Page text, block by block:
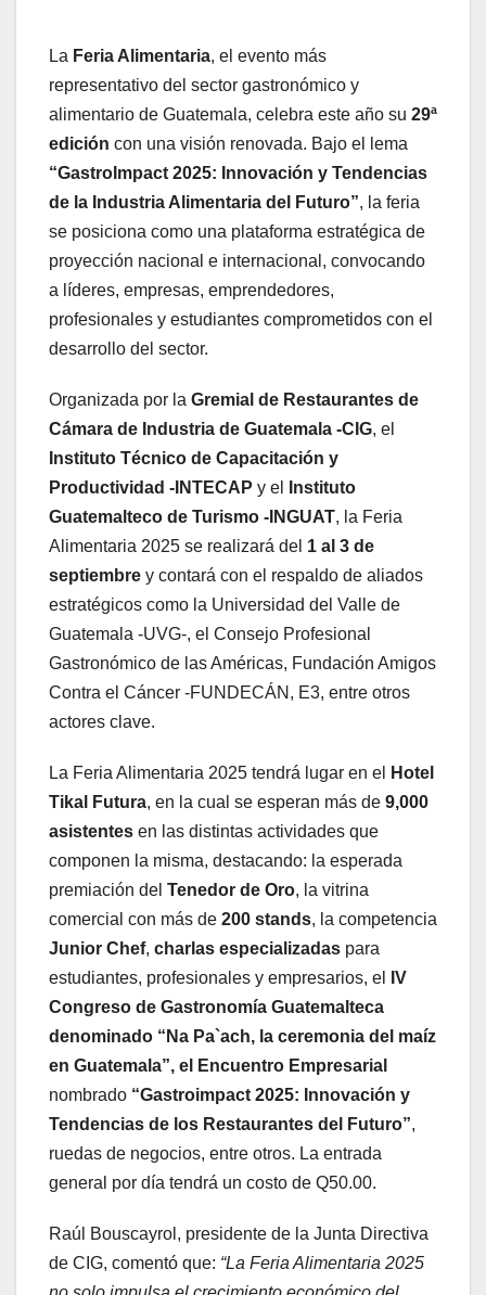
La Feria Alimentaria, el evento más
representativo del sector gastronómico y
alimentario de Guatemala, celebra este año su 29ª
edición con una visión renovada. Bajo el lema
“GastroImpact 2025: Innovación y Tendencias
de la Industria Alimentaria del Futuro”, la feria
se posiciona como una plataforma estratégica de
proyección nacional e internacional, convocando
a líderes, empresas, emprendedores,
profesionales y estudiantes comprometidos con el
desarrollo del sector.
Organizada por la Gremial de Restaurantes de
Cámara de Industria de Guatemala -CIG, el
Instituto Técnico de Capacitación y
Productividad -INTECAP y el
Instituto
Guatemalteco de Turismo -INGUAT, la Feria
Alimentaria 2025 se realizará del 1 al 3 de
septiembre y contará con el respaldo de aliados
estratégicos como la Universidad del Valle de
Guatemala -UVG-, el Consejo Profesional
Gastronómico de las Américas, Fundación Amigos
Contra el Cáncer -FUNDECÁN, E3, entre otros
actores clave.
La Feria Alimentaria 2025 tendrá lugar en el
Hotel
Tikal Futura, en la cual se esperan más de 9,000
asistentes en las distintas actividades que
componen la misma, destacando: la esperada
premiación del Tenedor de Oro, la vitrina
comercial con más de 200 stands, la competencia
Junior Chef, charlas especializadas para
estudiantes, profesionales y empresarios, el
IV
Congreso de Gastronomía Guatemalteca
denominado “Na Pa`ach, la ceremonia del maíz
en Guatemala”, el Encuentro Empresarial
nombrado “Gastroimpact 2025: Innovación y
Tendencias de los Restaurantes del Futuro”,
ruedas de negocios, entre otros. La entrada
general por día tendrá un costo de Q50.00.
Raúl Bouscayrol, presidente de la Junta Directiva
de CIG, comentó que: “La Feria Alimentaria 2025